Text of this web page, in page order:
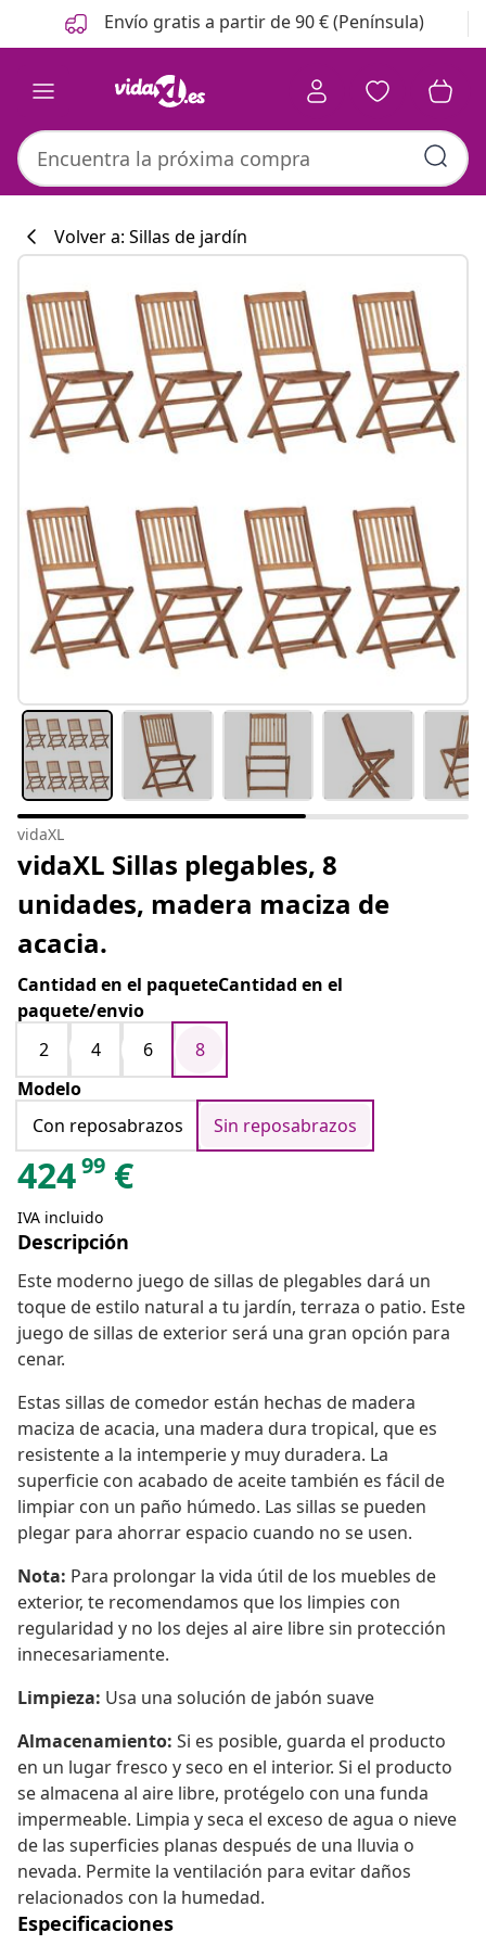
Anterior
Siguiente Envío gratis a partir de 90 € (Península)
#sharemevidaxl
Colección de
Volver a: Sillas de jardín
vidaXL
vidaXL Sillas plegables, 8
unidades, madera maciza de
acacia.
Cantidad en el paqueteCantidad en el
paquete/envio
2
4 6
8
Modelo
Con reposabrazos
Sin reposabrazos
42499 €
IVA incluido
Descripción
Este moderno juego de sillas de plegables dará un
toque de estilo natural a tu jardín, terraza o patio. Este
juego de sillas de exterior será una gran opción para
cenar.
Estas sillas de comedor están hechas de madera
maciza de acacia, una madera dura tropical, que es
resistente a la intemperie y muy duradera. La
superficie con acabado de aceite también es fácil de
limpiar con un paño húmedo. Las sillas se pueden
plegar para ahorrar espacio cuando no se usen.
Nota: Para prolongar la vida útil de los muebles de
exterior, te recomendamos que los limpies con
regularidad y no los dejes al aire libre sin protección
innecesariamente.
Limpieza: Usa una solución de jabón suave
Almacenamiento: Si es posible, guarda el producto
en un lugar fresco y seco en el interior. Si el producto
se almacena al aire libre, protégelo con una funda
impermeable. Limpia y seca el exceso de agua o nieve
de las superficies planas después de una lluvia o
nevada. Permite la ventilación para evitar daños
relacionados con la humedad.
Especificaciones